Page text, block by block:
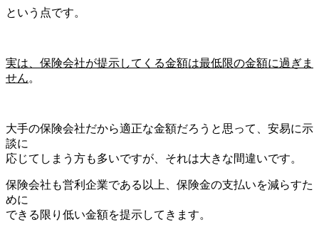
という点です。
実は、保険会社が提示してくる金額は最低限の金額に過ぎま
せん。
大手の保険会社だから適正な金額だろうと思って、安易に示
談に
応じてしまう方も多いですが、それは大きな間違いです。
保険会社も営利企業である以上、保険金の支払いを減らすた
めに
できる限り低い金額を提示してきます。